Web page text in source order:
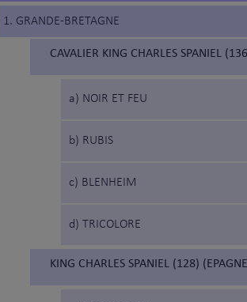
1. GRANDE-BRETAGNE
CAVALIER KING CHARLES SPANIEL
a) NOIR ET FEU
b) RUBIS
c) BLENHEIM
d) TRICOLORE
KING CHARLES SPANIEL (128)